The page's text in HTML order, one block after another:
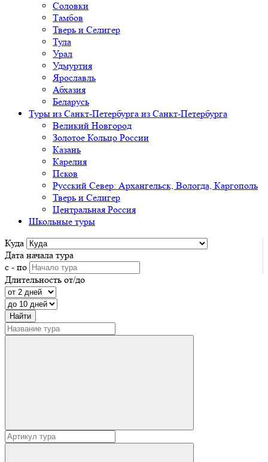
Соловки
Тамбов
Тверь и Селигер
Тула
Урал
Удмуртия
Ярославль
Абхазия
Беларусь
Туры из Санкт-Петербурга из Санкт-Петербурга
Великий Новгород
Золотое Кольцо России
Казань
Карелия
Псков
Русский Север: Архангельск, Вологда, Каргополь
Тверь и Селигер
Центральная Россия
Школьные туры
Куда
Дата начала тура
с - по
Длительность от/до